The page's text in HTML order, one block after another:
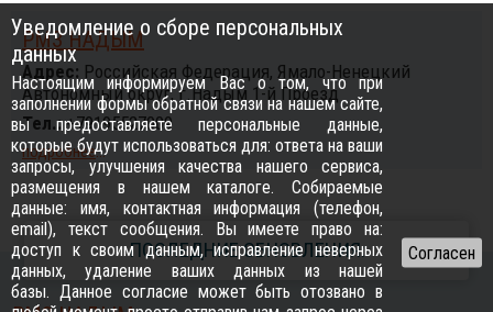
РМЗ НАДЫМ
Адрес: Российcкая Федерация, Ямало-Ненецкий
Автономный округ, г.Надым 1-й Проезд
Тел.:+79195527009
подробнее...
ПОСЛЕДНИЕ ОБНОВЛЕНИЯ:
Уведомление о сборе персональных
данных
Настоящим информируем Вас о том, что при
заполнении формы обратной связи на нашем сайте,
вы предоставляете персональные данные,
которые будут использоваться для: ответа на ваши
запросы, улучшения качества нашего сервиса,
размещения в нашем каталоге. Собираемые
данные: имя, контактная информация (телефон,
email), текст сообщения. Вы имеете право на:
доступ к своим данным, исправление неверных
данных, удаление ваших данных из нашей
базы. Данное согласие может быть отозвано в